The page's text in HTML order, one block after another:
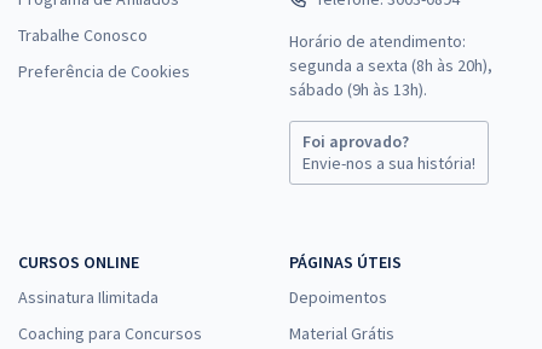
Trabalhe Conosco
Preferência de Cookies
Horário de atendimento:
segunda a sexta (8h às 20h),
sábado (9h às 13h).
Foi aprovado?
Envie-nos a sua história!
CURSOS ONLINE
Assinatura Ilimitada
Coaching para Concursos
PÁGINAS ÚTEIS
Depoimentos
Material Grátis